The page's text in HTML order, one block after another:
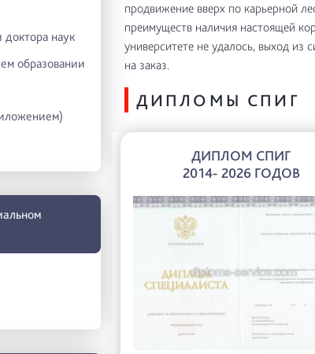
наук
образовании
продвижение вверх по карьерной
преимуществ наличия настоящей
университете не удалось, выход из
на заказ.
ДИПЛОМЫ СПИГ
ДИПЛОМ СПИГ
2014- 2026 ГОДОВ